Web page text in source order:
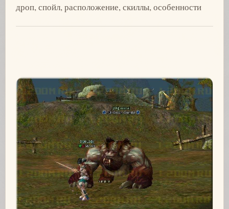
дроп, спойл, расположение, скиллы, особенности